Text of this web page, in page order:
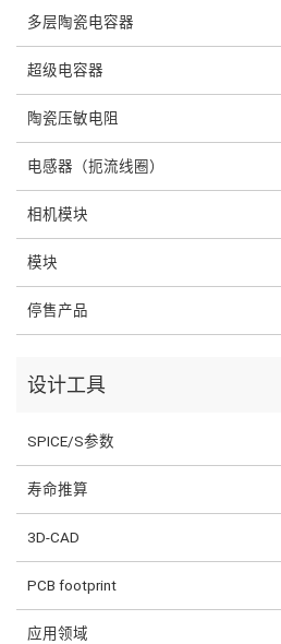
多层陶瓷电容器
超级电容器
陶瓷压敏电阻
电感器（扼流线圈）
相机模块
模块
停售产品
设计工具
SPICE/S参数
寿命推算
3D-CAD
PCB footprint
应用领域